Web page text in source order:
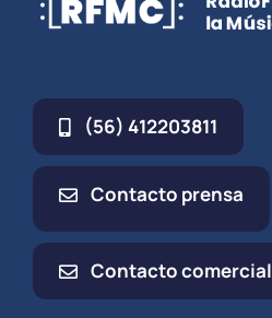
(56) 412203811
Contacto prensa
Contacto comercial